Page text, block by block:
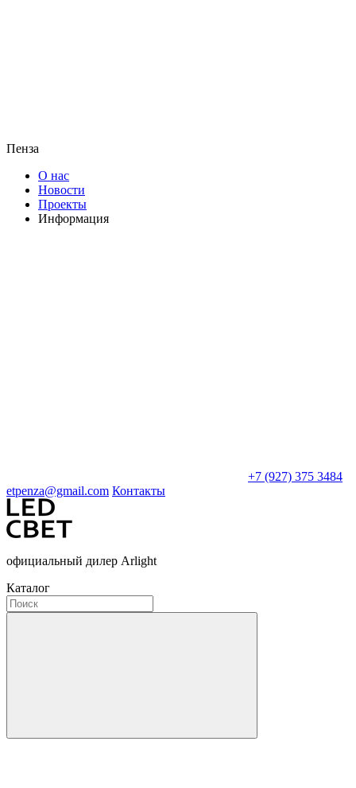
Пенза
О нас
Новости
Проекты
Информация
+7 (927) 375 3484
etpenza@gmail.com Контакты
официальный дилер Arlight
Каталог